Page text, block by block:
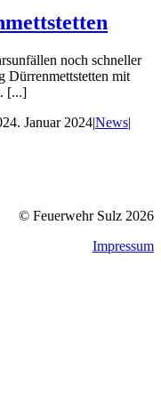
noch schneller
Dürrenmettstetten mit
[...]
24. Januar 2024|News|
© Feuerwehr Sulz 2026
Impressum